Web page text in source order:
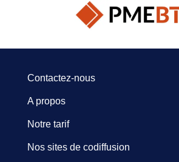
Contactez-nous
A propos
Notre tarif
Nos sites de codiffusion